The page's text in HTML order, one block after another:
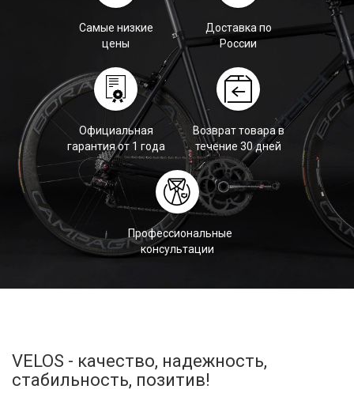
Самые низкие
цены
Доставка по
России
Официальная
гарантия от 1 года
Возврат товара в
течение 30 дней
Профессиональные
консультации
VELOS - качество, надежность,
стабильность, позитив!